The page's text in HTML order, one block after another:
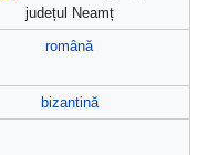
județul Neamț
română
bizantină